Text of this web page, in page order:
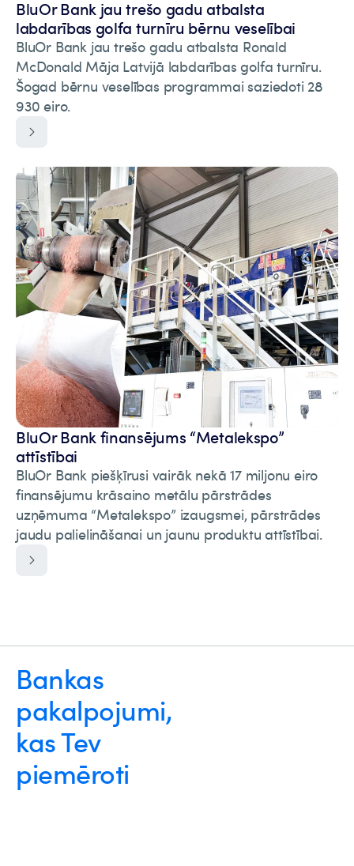
BluOr Bank jau trešo gadu atbalsta
labdarības golfa turnīru bērnu veselībai
BluOr Bank jau trešo gadu atbalsta Ronald
McDonald Māja Latvijā labdarības golfa turnīru.
Šogad bērnu veselības programmai saziedoti 28
930 eiro.
BluOr Bank finansējums “Metalekspo”
attīstībai
BluOr Bank piešķīrusi vairāk nekā 17 miljonu eiro
finansējumu krāsaino metālu pārstrādes
uzņēmuma “Metalekspo” izaugsmei, pārstrādes
jaudu palielināšanai un jaunu produktu attīstībai.
Bankas
pakalpojumi,
kas Tev
piemēroti